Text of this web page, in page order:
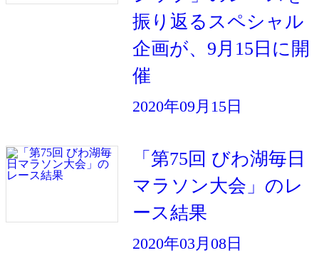
振り返るスペシャル
企画が、9月15日に開
催
2020年09月15日
「第75回 びわ湖毎日
マラソン大会」のレ
ース結果
2020年03月08日